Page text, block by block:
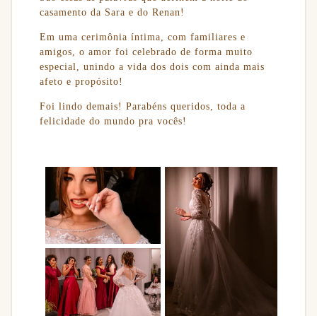
casamento da Sara e do Renan!
Em uma cerimônia íntima, com familiares e
amigos, o amor foi celebrado de forma muito
especial, unindo a vida dos dois com ainda mais
afeto e propósito!
Foi lindo demais! Parabéns queridos, toda a
felicidade do mundo pra vocês!